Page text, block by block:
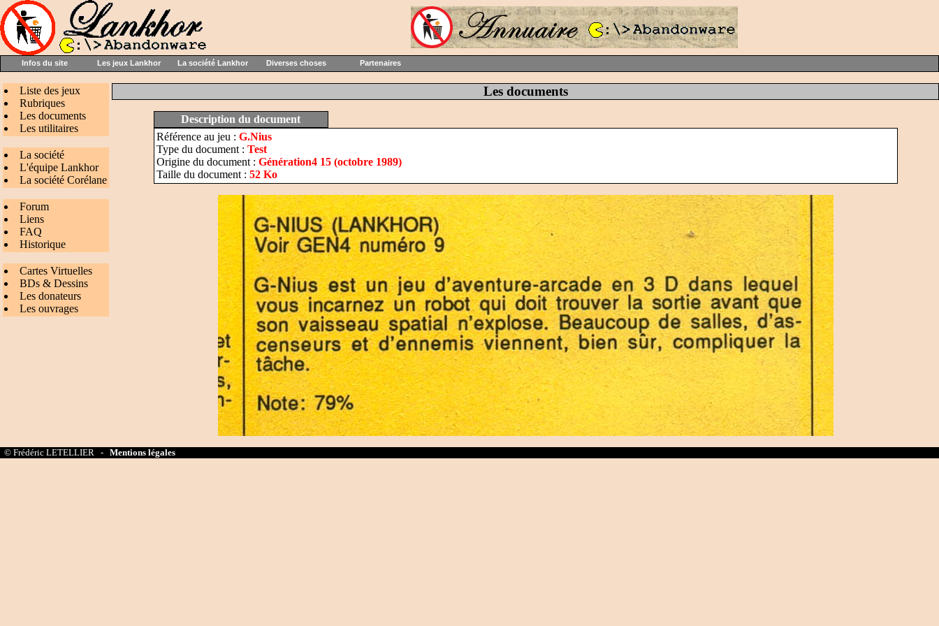
Infos du site Les jeux Lankhor La société Lankhor Diverses choses Partenaires
Liste des jeux
Rubriques
Les documents
Les utilitaires
La société
L'équipe Lankhor
La société Corélane
Forum
Liens
FAQ
Historique
Cartes Virtuelles
BDs & Dessins
Les donateurs
Les ouvrages
Les documents
Description du document
Référence au jeu : G.Nius
Type du document : Test
Origine du document : Génération4 15 (octobre 1989)
Taille du document : 52 Ko
© Frédéric LETELLIER - Mentions légales